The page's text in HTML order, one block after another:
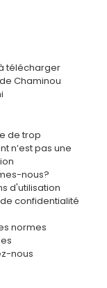
télécharger
Chaminou
de trop
n’est pas une
nous?
d'utilisation
confidentialité
normes
nous